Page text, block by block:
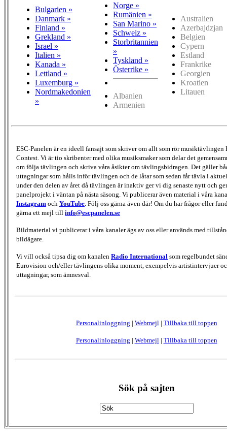
Bulgarien »
Danmark »
Finland »
Grekland »
Israel »
Italien »
Kanada »
Lettland »
Luxemburg »
Nordmakedonien
»
Norge »
Rumänien »
San Marino »
Schweiz »
Storbritannien
»
Tyskland »
Österrike »
Albanien
Armenien
Australien
Azerbajdzjan
Belgien
Cypern
Estland
Frankrike
Georgien
Kroatien
Litauen
ESC-Panelen är en ideell fansajt som skriver om allt som rör musiktävlingen
Contest. Vi är tio skribenter med olika musiksmaker som delar det
om följa tävlingen och skriva våra åsikter om tävlingsbidragen. Det gäller
uttagningar som hålls inför tävlingen och de låtar som sedan får tävla i
under den delen av året då tävlingen är inaktiv ger vi dig senaste nytt och
panelprojekt i väntan på nästa säsong. Vi publicerar även material i våra
Instagram och YouTube . Följ oss gärna även där! Om du har frågor eller
gärna ett mejl till info@escpanelen.se
Bildmaterial vi publicerar i våra kanaler ägs av oss eller används med
bildägare.
Vi vill också tipsa dig om kanalen Radio International som regelbundet
Eurovision och/eller tävlingens olika moment, exempelvis artistintervjuer
uttagningar, som ämnesval.
Personalinloggning | Webmejl | Tillbaka till toppen
Personalinloggning | Webmejl | Tillbaka till toppen
Sök på sajten